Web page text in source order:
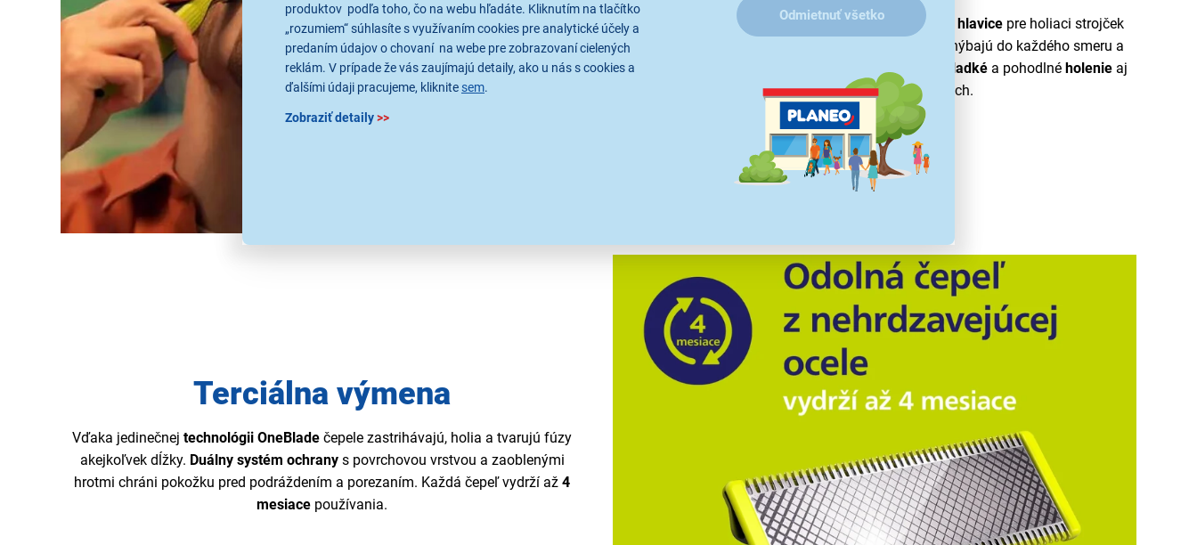
produktov podľa toho, čo na webu hľadáte. Kliknutím na tlačítko
„rozumiem“ súhlasíte s využívaním cookies pre analytické účely a
predaním údajov o chovaní na webe pre zobrazovaní cielených
reklám. V prípade že vás zaujímajú detaily, ako u nás s cookies a
ďalšími údaji pracujeme, kliknite sem.
Zobraziť detaily>>
Odmietnuť všetko
Philips QP430/50náhradné čepele 3 ks sú výmenné hlavice pre holiaci strojček
Philips OneBlade
sa ohýbajú do každého smeru a
prispôsobujú sa kontúram vašej tváre, čím zaisťujú
hladké a pohodlné holenie aj
na ťažko dostupných miestach.
Terciálna výmena
Vďaka jedinečnejtechnológii OneBlade čepele zastrihávajú, holia a tvarujú fúzy
akejkoľvek dĺžky. Duálny systém ochrany s povrchovou vrstvou a zaoblenými
hrotmi chráni pokožku pred podráždením a porezaním. Každá čepeľ vydrží až4
mesiace používania.